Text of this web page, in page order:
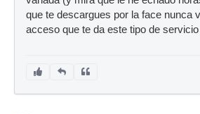
que te descargues por la face nunca
acceso que te da este tipo de servicio